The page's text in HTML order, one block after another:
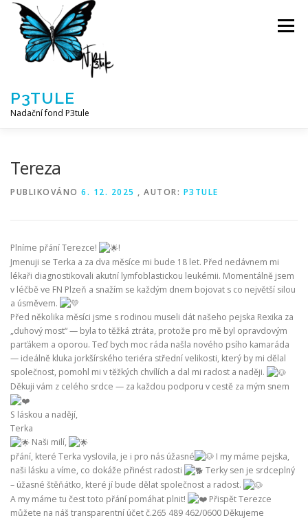
Přeskočit
obsah
P3TULE
Nadační fond P3tule
Menu
AKTUALITY BLOG
Tereza
PUBLIKOVÁNO 6. 12. 2025 , AUTOR: P3TULE
Plníme přání Terezce!
!
Jmenuji se Terka a za dva měsíce mi bude 18 let. Před nedávnem mi
lékaři diagnostikovali akutní lymfoblastickou leukémii. Momentálně jsem
v léčbě ve FN Plzeň a snažím se každým dnem bojovat s co největší silou
a úsměvem.
Před několika měsíci jsme s rodinou museli dát našeho pejska Rexika za
„duhový most“ — byla to těžká ztráta, protože pro mě byl opravdovým
parťákem a oporou. Teď bych moc ráda našla nového psího kamaráda
— ideálně kluka jorkšírského teriéra střední velikosti, který by mi dělal
společnost, pomohl mi v těžkých chvílích a dal mi radost a naději.
Děkuji vám z celého srdce — za každou podporu v cestě za mým snem
S láskou a nadějí,
Terka
Naši milí,
přání, které Terka vyslovila, je i pro nás úžasné
I my máme pejska,
naši lásku a víme, co dokáže přinést radosti
Terky sen je srdceplný
– úžasné štěňátko, které jí bude dělat společnost a radost.
A my máme tu čest toto přání pomáhat plnit!
Přispět Terezce
můžete na náš transparentní účet č.265 489 462/0600 Děkujeme